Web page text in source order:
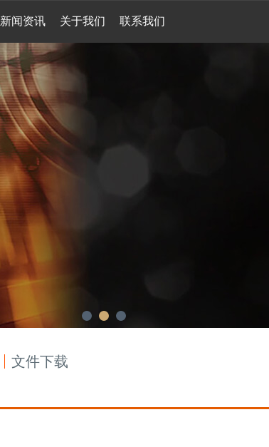
新闻资讯 关于我们 联系我们
文件下载